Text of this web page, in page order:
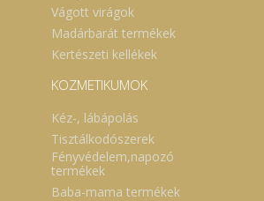
Vágott virágok
Madárbarát termékek
Kertészeti kellékek
KOZMETIKUMOK
Kéz-, lábápolás
Tisztálkodószerek
Fényvédelem,napozó
termékek
Baba-mama termékek